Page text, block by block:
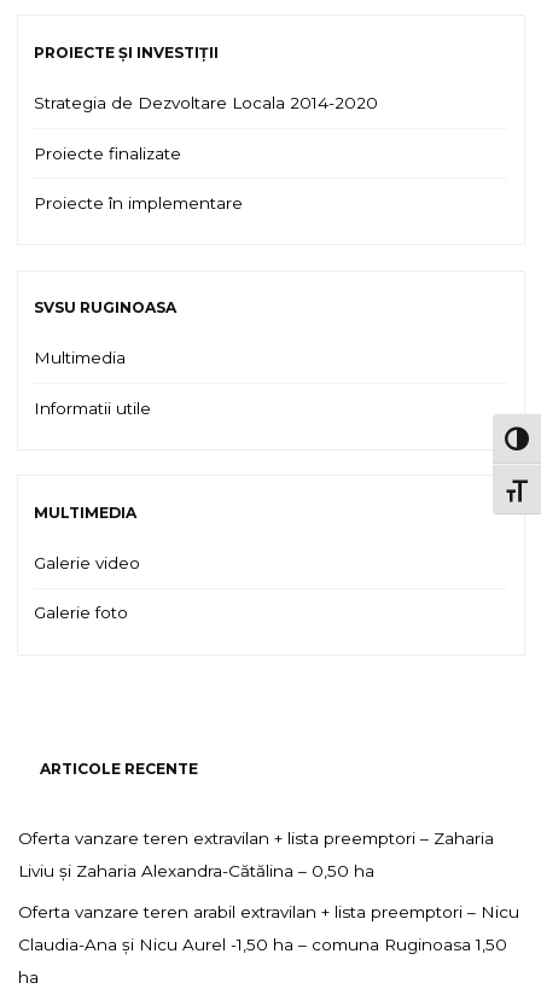
PROIECTE ȘI INVESTIȚII
Strategia de Dezvoltare Locala 2014-2020
Proiecte finalizate
Proiecte în implementare
SVSU RUGINOASA
Multimedia
Informatii utile
MULTIMEDIA
Galerie video
Galerie foto
ARTICOLE RECENTE
Oferta vanzare teren extravilan + lista preemptori – Zaharia
Liviu și Zaharia Alexandra-Cătălina – 0,50 ha
Oferta vanzare teren arabil extravilan + lista preemptori – Nicu
Claudia-Ana și Nicu Aurel -1,50 ha – comuna Ruginoasa 1,50
ha